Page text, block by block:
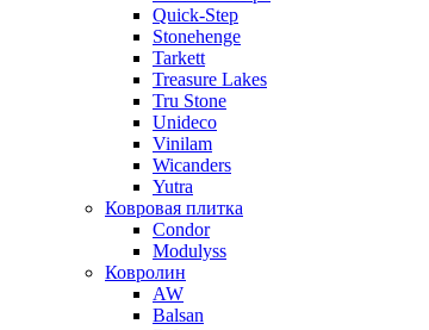
Quick-Step
Stonehenge
Tarkett
Treasure Lakes
Tru Stone
Unideco
Vinilam
Wicanders
Yutra
Ковровая плитка
Condor
Modulyss
Ковролин
AW
Balsan